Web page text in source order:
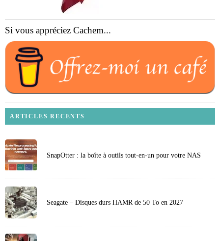
Si vous appréciez Cachem...
ARTICLES RECENTS
SnapOtter : la boîte à outils tout-en-un pour votre NAS
Seagate – Disques durs HAMR de 50 To en 2027